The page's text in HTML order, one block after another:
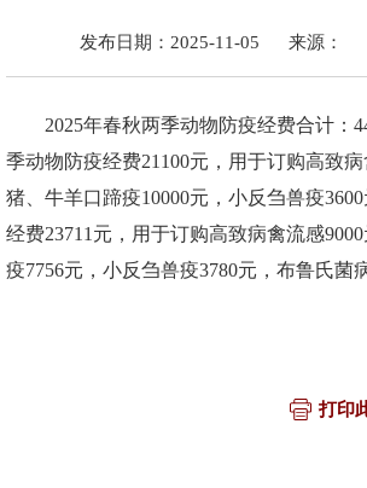
发布日期：2025-11-05 来源：
2025年春秋两季动物防疫经费合计：
季动物防疫经费21100元，用于订购高致病
猪、牛羊口蹄疫10000元，小反刍兽疫
经费23711元，用于订购高致病禽流感
疫7756元，小反刍兽疫3780元，布鲁氏菌
打印